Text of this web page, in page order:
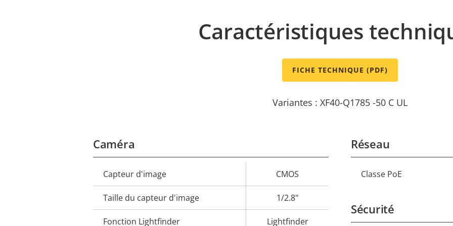
Caractéristiques
FICHE TECHNIQUE (PDF)
Variantes : XF40-Q1785 -50 C UL
Caméra
Description
de la
propriété
propriété
Capteur d'image CMOS
Taille du capteur d'image 1/2.8"
Fonction Lightfinder Lightfinder
Réseau
Description
propriété
Classe PoE
Sécurité